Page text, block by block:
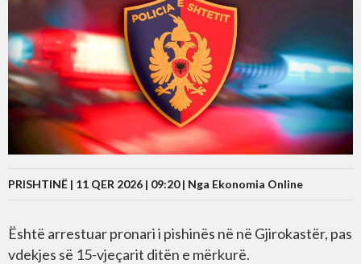
PRISHTINË | 11 QER 2026 | 09:20 | Nga Ekonomia Online
Është arrestuar pronari i pishinës në në Gjirokastër, pas
vdekjes së 15-vjeçarit ditën e mërkurë.